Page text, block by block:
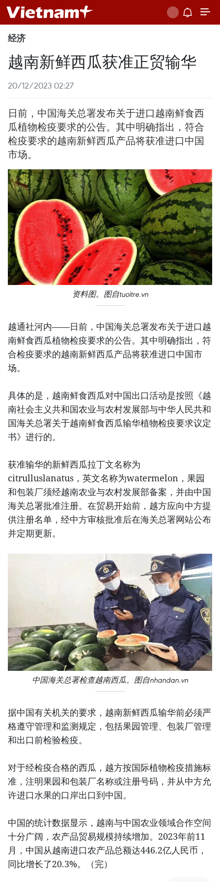
经济
越南新鲜西瓜获准正贸输华
20/12/2023 02:27
日前，中国海关总署发布关于进口越南鲜食西
瓜植物检疫要求的公告。其中明确指出，符合
检疫要求的越南新鲜西瓜产品将获准进口中国
市场。
资料图。图自tuoitre.vn
越通社河内——日前，中国海关总署发布关于进口越
南鲜食西瓜植物检疫要求的公告。其中明确指出，符
合检疫要求的越南新鲜西瓜产品将获准进口中国市
场。
具体的是，越南鲜食西瓜对中国出口活动是按照《越
南社会主义共和国农业与农村发展部与中华人民共和
国海关总署关于越南鲜食西瓜输华植物检疫要求议定
书》进行的。
获准输华的新鲜西瓜拉丁文名称为
citrulluslanatus，英文名称为watermelon，果园
和包装厂须经越南农业与农村发展部备案，并由中国
海关总署批准注册。在贸易开始前，越方应向中方提
供注册名单，经中方审核批准后在海关总署网站公布
并定期更新。
中国海关总署检查越南西瓜。图自nhandan.vn
据中国有关机关的要求，越南新鲜西瓜输华前必须严
格遵守管理和监测规定，包括果园管理、包装厂管理
和出口前检验检疫。
对于经检疫合格的西瓜，越方按国际植物检疫措施标
准，注明果园和包装厂名称或注册号码，并从中方允
许进口水果的口岸出口到中国。
中国的统计数据显示，越南与中国农业领域合作空间
十分广阔，农产品贸易规模持续增加。2023年前11
月，中国从越南进口农产品总额达446.2亿人民币，
同比增长了20.3%。（完）